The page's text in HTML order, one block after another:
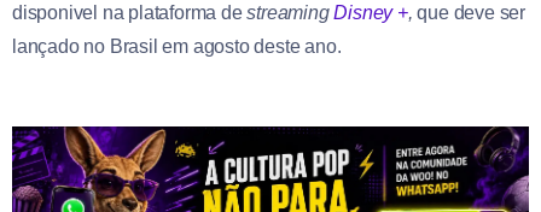
disponivel na plataforma destreamingDisney +,que deve ser
lançado no Brasil em agosto deste ano.